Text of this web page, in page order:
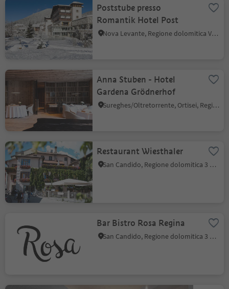
Poststube presso
Romantik Hotel Post
Nova Levante, Regione dolomitica Val d'Ega
Anna Stuben - Hotel
Gardena Grödnerhof
Sureghes/Oltretorrente, Ortisei, Regione dolomitica Val Gardena
Restaurant Wiesthaler
San Candido, Regione dolomitica 3 Cime
Bar Bistro Rosa Regina
San Candido, Regione dolomitica 3 Cime